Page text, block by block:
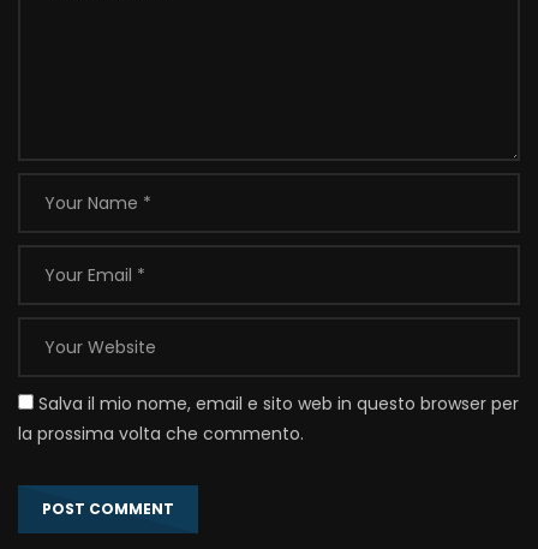
Salva il mio nome, email e sito web in questo browser per
la prossima volta che commento.